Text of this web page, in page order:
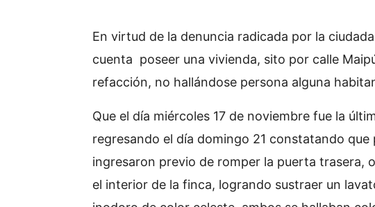
En virtud de la denuncia radicada por la
cuenta poseer una vivienda, sito por calle
refacción, no hallándose persona alguna
Que el día miércoles 17 de noviembre fue la
regresando el día domingo 21 constatando
ingresaron previo de romper la puerta trasera,
el interior de la finca, logrando sustraer un